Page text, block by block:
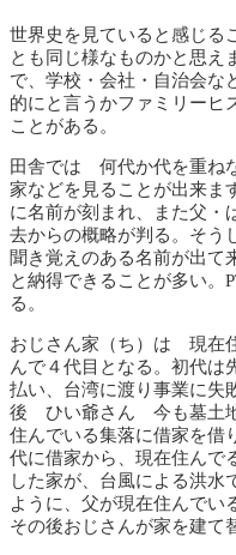
世界史を見ていると感じる
とも同じ様なものかと思え
で、学校・会社・自治会な
的にと言うかファミリーヒ
ことがある。
田舎では 何代か代を重ね
家などを見ることが出来ま
に名前が刻まれ、また父・
去からの概略が判る。そう
聞き覚えのある名前が出て
と納得できることが多い。
る。
おじさん家（ち）は 現在
んで４代目となる。初代は
払い、台湾に渡り事業に失
後 ひい爺さん 今も墓土
住んでいる集落に借家を借
代に借家から、現在住んで
した家が、台風による洪
ように、父が現在住んでい
その後おじさんが家を建て